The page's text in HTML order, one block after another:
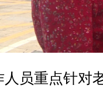
人员重点针对